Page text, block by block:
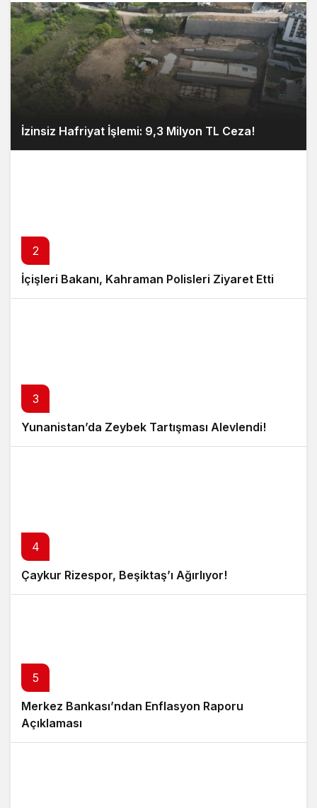
İzinsiz Hafriyat İşlemi: 9,3 Milyon TL Ceza!
2
İçişleri Bakanı, Kahraman Polisleri Ziyaret Etti
3
Yunanistan’da Zeybek Tartışması Alevlendi!
4
Çaykur Rizespor, Beşiktaş’ı Ağırlıyor!
5
Merkez Bankası’ndan Enflasyon Raporu
Açıklaması